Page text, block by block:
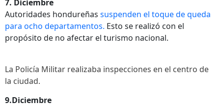
7. Diciembre
Autoridades hondureñas suspenden el toque de queda
para ocho departamentos. Esto se realizó con el
propósito de no afectar el turismo nacional.
La Policía Militar realizaba inspecciones en el centro de
la ciudad.
9.Diciembre